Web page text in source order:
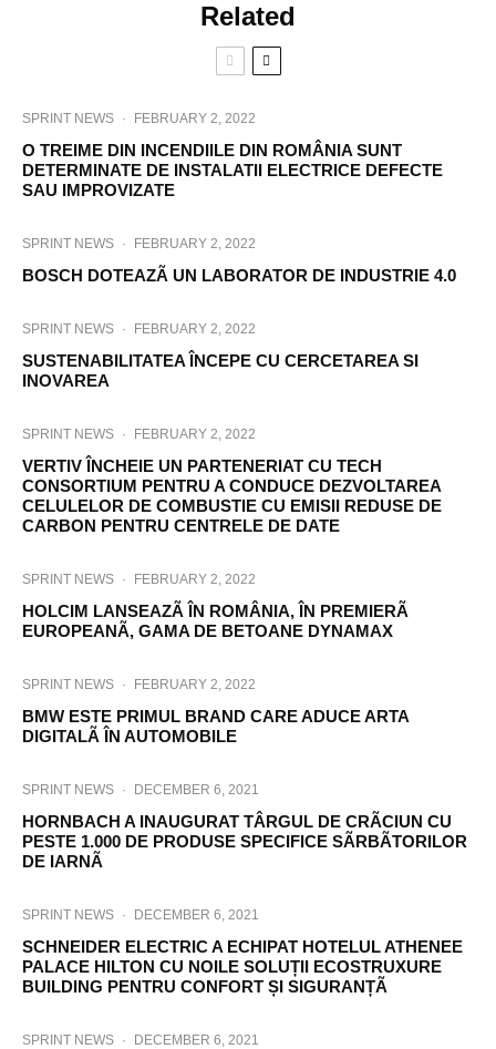
Related
SPRINT NEWS · FEBRUARY 2, 2022
O TREIME DIN INCENDIILE DIN ROMÂNIA SUNT
DETERMINATE DE INSTALATII ELECTRICE DEFECTE
SAU IMPROVIZATE
SPRINT NEWS · FEBRUARY 2, 2022
BOSCH DOTEAZÃ UN LABORATOR DE INDUSTRIE 4.0
SPRINT NEWS · FEBRUARY 2, 2022
SUSTENABILITATEA ÎNCEPE CU CERCETAREA SI
INOVAREA
SPRINT NEWS · FEBRUARY 2, 2022
VERTIV ÎNCHEIE UN PARTENERIAT CU TECH
CONSORTIUM PENTRU A CONDUCE DEZVOLTAREA
CELULELOR DE COMBUSTIE CU EMISII REDUSE DE
CARBON PENTRU CENTRELE DE DATE
SPRINT NEWS · FEBRUARY 2, 2022
HOLCIM LANSEAZÃ ÎN ROMÂNIA, ÎN PREMIERÃ
EUROPEANÃ, GAMA DE BETOANE DYNAMAX
SPRINT NEWS · FEBRUARY 2, 2022
BMW ESTE PRIMUL BRAND CARE ADUCE ARTA
DIGITALÃ ÎN AUTOMOBILE
SPRINT NEWS · DECEMBER 6, 2021
HORNBACH A INAUGURAT TÂRGUL DE CRÃCIUN CU
PESTE 1.000 DE PRODUSE SPECIFICE SÃRBÃTORILOR
DE IARNÃ
SPRINT NEWS · DECEMBER 6, 2021
SCHNEIDER ELECTRIC A ECHIPAT HOTELUL ATHENEE
PALACE HILTON CU NOILE SOLUȚII ECOSTRUXURE
BUILDING PENTRU CONFORT ȘI SIGURANȚÃ
SPRINT NEWS · DECEMBER 6, 2021